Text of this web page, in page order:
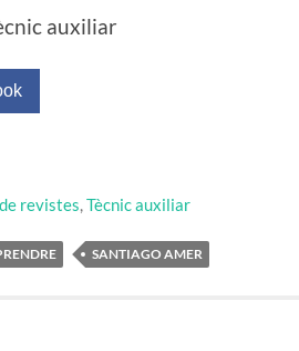
auxiliar
revistes,Tècnic auxiliar
SANTIAGO AMER